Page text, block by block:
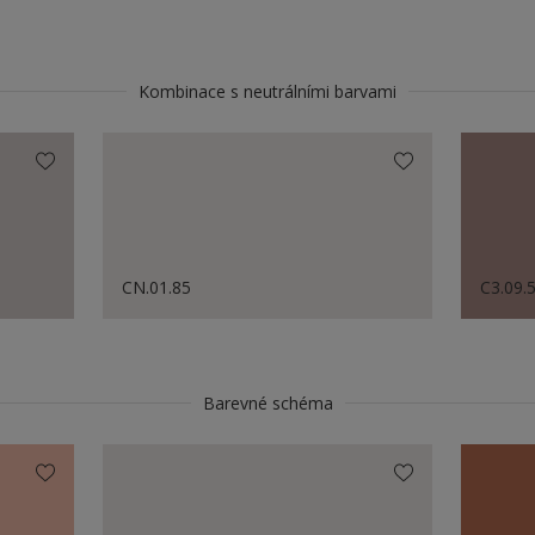
Kombinace s neutrálními barvami
CN.01.85
Barevné schéma